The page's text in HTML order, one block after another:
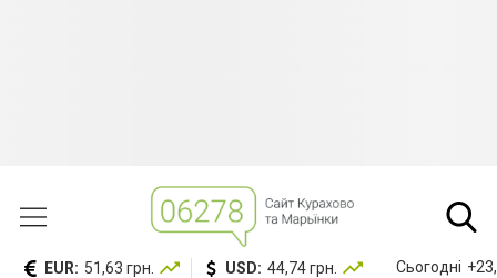
EUR: 51,63 грн. USD: 44,74 грн. Сьогодні